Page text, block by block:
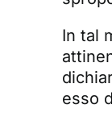
In tal
esso